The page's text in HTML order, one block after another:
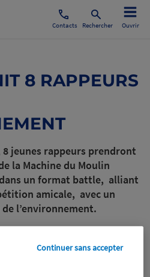
Contacts Rechercher Ouvrir
8 RAPPEURS
jeunes rappeurs prendront
la Machine du Moulin
un format battle, alliant
amicale, avec un
l’environnement.
Continuer sans accepter